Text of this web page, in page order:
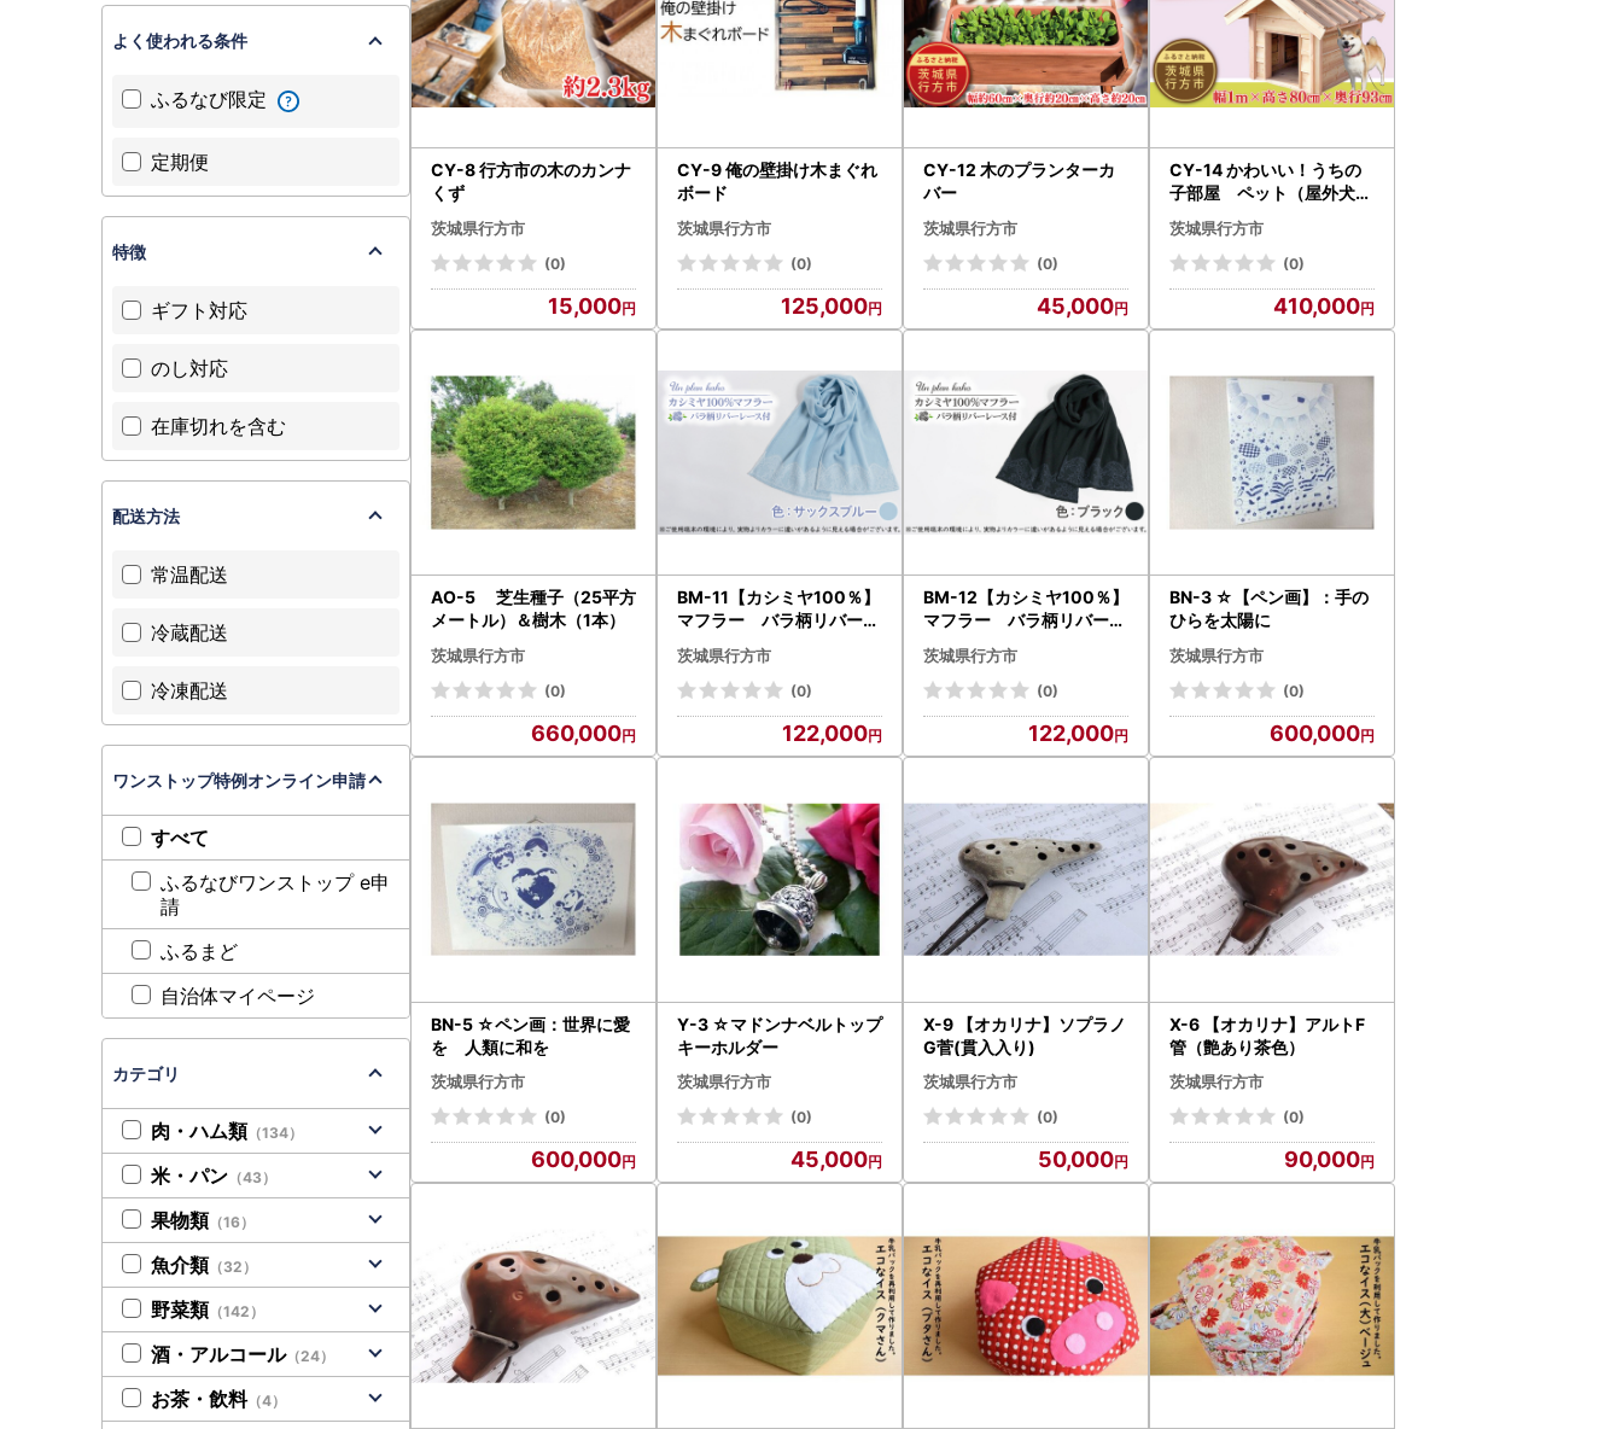
CY-8 行方市の木のカンナ
くず
茨城県行方市
(0)
15,000
CY-9 俺の壁掛け木まぐれ
ボード
茨城県行方市
(0)
125,000
CY-12 木のプランターカ
バー
茨城県行方市
(0)
45,000
CY-14 かわいい！うちの
子部屋 ペット（屋外犬）
用
茨城県行方市
(0)
410,000
AO-5 芝生種子（25平方
メートル）＆樹木（1本）
茨城県行方市
(0)
660,000
BM-11【カシミヤ100％】
マフラー バラ柄リバーレ
ース付 色：サックス ブ
ルー
茨城県行方市
(0)
122,000
BM-12【カシミヤ100％】
マフラー バラ柄リバーレ
ース付 色：ブラック
茨城県行方市
(0)
122,000
BN-3 ☆【ペン画】：手の
ひらを太陽に
茨城県行方市
(0)
600,000
BN-5 ☆ペン画：世界に愛
を 人類に和を
茨城県行方市
(0)
600,000
Y-3 ☆マドンナベルトップ
キーホルダー
茨城県行方市
(0)
45,000
X-9 【オカリナ】ソプラノ
G菅(貫入入り)
茨城県行方市
(0)
50,000
X-6 【オカリナ】アルトF
管（艶あり茶色）
茨城県行方市
(0)
90,000
よく使われる条件
ふるなび限定
定期便
特徴
ギフト対応
のし対応
在庫切れを含む
配送方法
常温配送
冷蔵配送
冷凍配送
ワンストップ特例オンライン申請
すべて
ふるなびワンストップ e申
請
ふるまど
自治体マイページ
カテゴリ
肉・ハム類 （134）
米・パン （43）
果物類 （16）
魚介類 （32）
野菜類 （142）
酒・アルコール（24）
お茶・飲料（4）